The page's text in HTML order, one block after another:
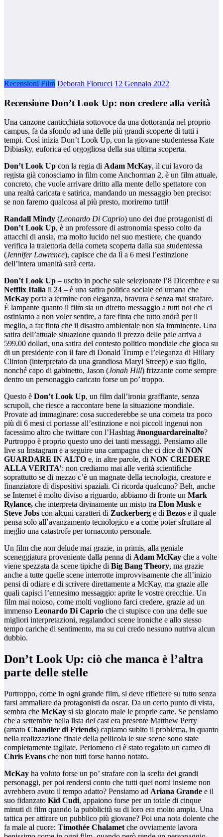
Recensioni Film Deborah Fiorucci 12 Gennaio 2022
Recensione Don’t Look Up: non credere alla verità
Una canzone canticchiata sottovoce da una dottoranda nel proprio
campus, fa da sfondo ad una delle più grandi scoperte di tutti i
tempi. Così inizia Don’t Look Up, con la giovane studentessa Kate
Dibiasky, euforica ed orgogliosa della sua ultima scoperta.
Don’t Look Up con la regia di Adam McKay, il cui lavoro da
regista già conosciamo in film come Anchorman 2, è un film attuale,
concreto, che vuole arrivare dritto alla mente dello spettatore con
una realtà caricata e satirica, mandando un messaggio ben preciso:
se non faremo qualcosa al più presto, moriremo tutti!
Randall Mindy (Leonardo Di Caprio) uno dei due protagonisti di
Don’t Look Up, è un professore di astronomia spesso colto da
attacchi di ansia, ma molto lucido nel suo mestiere, che quando
verifica la traiettoria della cometa scoperta dalla sua studentessa
(Jennifer Lawrence), capisce che da lì a 6 mesi l’estinzione
dell’intera umanità sarà certa.
Don’t Look Up – uscito in poche sale selezionate l’8 Dicembre e su
Netflix Italia il 24 – è una satira politica sociale ed umana che
McKay porta a termine con eleganza, bravura e senza mai strafare.
È lampante quanto il film sia un diretto messaggio a tutti noi che ci
ostiniamo a non voler sentire, a fare finta che tutto andrà per il
meglio, a far finta che il disastro ambientale non sia imminente. Una
satira dell’attuale situazione quando il prezzo delle pale arriva a
599.00 dollari, una satira del contesto politico mondiale che gioca su
di un presidente con il fare di Donald Trump e l’eleganza di Hillary
Clinton (interpretato da una grandiosa Maryl Streep) e suo figlio,
nonché capo di gabinetto, Jason (Jonah Hill) frizzante come sempre
dentro un personaggio caricato forse un po’ troppo.
Questo è Don’t Look Up, un film dall’ironia graffiante, senza
scrupoli, che riesce a raccontare bene la situazione mondiale.
Provate ad immaginare: cosa succederebbe se una cometa tra poco
più di 6 mesi ci portasse all’estinzione e noi piccoli ingenui non
facessimo altro che twittare con l’Hashtag #nonguardareinalto?
Purtroppo è proprio questo uno dei tanti messaggi. Pensiamo alle
live su Instagram e a seguire una campagna che ci dice di NON
GUARDARE IN ALTO e, in altre parole, di NON CREDERE
ALLA VERITA’: non crediamo mai alle verità scientifiche
soprattutto se di mezzo c’è un magnate della tecnologia, creatore e
finanziatore di dispositivi spaziali. Ci ricorda qualcuno? Beh, anche
se Internet è molto diviso a riguardo, abbiamo di fronte un Mark
Rylance, che interpreta divinamente un misto tra Elon Musk e
Steve Jobs con alcuni caratteri di Zuckerberg e di Bezos e il quale
pensa solo all’avanzamento tecnologico e a come poter sfruttare al
meglio una catastrofe per tornaconto personale.
Un film che non delude mai grazie, in primis, alla geniale
sceneggiatura proveniente dalla penna di Adam McKay che a volte
viene spezzata da scene tipiche di Big Bang Theory, ma grazie
anche a tutte quelle scene interrotte improvvisamente che all’inizio
pensi di odiare e di scrivere direttamente a McKay, ma grazie alle
quali capisci l’ennesimo messaggio: aprite le vostre orecchie. Un
film mai noioso, come molti vogliono farci credere, grazie ad un
immenso Leonardo Di Caprio che ci stupisce con una delle sue
migliori interpretazioni, regalandoci scene ironiche e allo stesso
tempo cariche di sentimento, ma su cui credo nessuno nutriva alcun
dubbio.
Don’t Look Up: ciò che manca è l’altra
parte delle stelle
Purtroppo, come in ogni grande film, si deve riflettere su tutto senza
farsi ammaliare da protagonisti da oscar. Da un certo punto di vista,
sembra che McKay si sia giocato male le proprie carte. Se pensiamo
che a settembre nella lista del cast era presente Matthew Perry
(amato Chandler di Friends) capiamo subito il problema, in quanto
nella realizzazione finale della pellicola le sue scene sono state
completamente tagliate. Perlomeno ci è stato regalato un cameo di
Chris Evans che non tutti forse hanno notato.
McKay ha voluto forse un po’ strafare con la scelta dei grandi
personaggi, per poi rendersi conto che tutti quei nomi insieme non
avrebbero avuto il tempo adatto? Pensiamo ad Ariana Grande e il
suo fidanzato Kid Cudi, appaiono forse per un totale di cinque
minuti di film quando la pubblicità su di loro era molto ampia. Una
tattica per attirare un pubblico più giovane? Poi una nota dolente che
fa male al cuore: Timothée Chalamet che ovviamente lavora